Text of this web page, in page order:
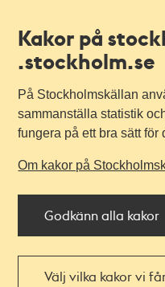
Kakor på
.stockholm.se
På Stockholmskällan
sammanställa statistik
fungera på ett bra sätt för
Om kakor på
Godkänn alla kakor
Välj vilka kakor vi